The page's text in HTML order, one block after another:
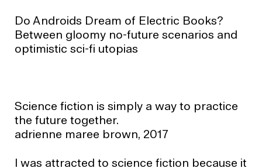
Do Androids Dream of Electric Books?
Between gloomy no-future scenarios and
optimistic sci-fi utopias
Science fiction is simply a way to practice
the future together.
adrienne maree brown, 2017
I was attracted to science fiction because it